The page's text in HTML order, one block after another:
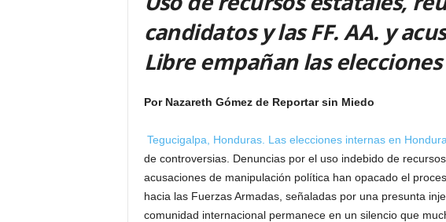
candidatos y las FF. AA. y
Libre empañan las
Por Nazareth Gómez de Reportar sin Miedo
Tegucigalpa, Honduras. Las elecciones internas en
de controversias. Denuncias por el uso indebido de
acusaciones de manipulación política han opacado el
hacia las Fuerzas Armadas, señaladas por una presunta
comunidad internacional permanece en un silencio que